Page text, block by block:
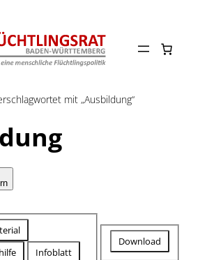
mit „Ausbildung“
Infoblatt
herunterladbar
Download